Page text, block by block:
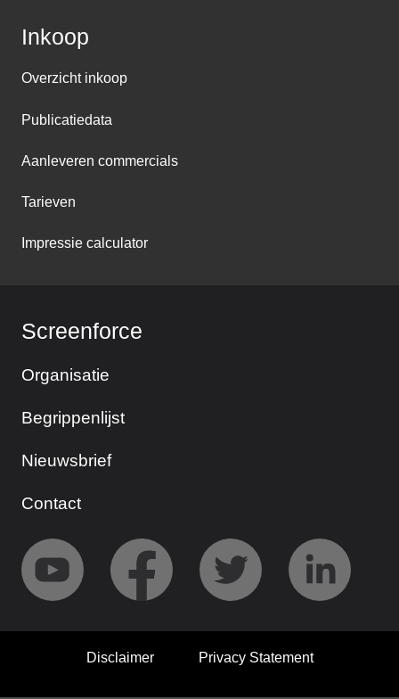
Inkoop
Overzicht inkoop
Publicatiedata
Aanleveren commercials
Tarieven
Impressie calculator
Screenforce
Organisatie
Begrippenlijst
Nieuwsbrief
Contact
Disclaimer Privacy Statement